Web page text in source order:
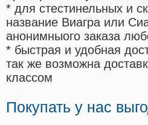
* для стестинельных и
название Виагра или
анонимныого заказа
* быстрая и удобная
так же возможна
классом
Покупать у нас